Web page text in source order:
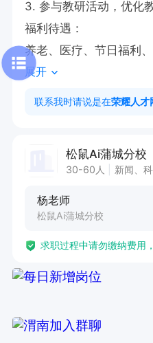
3. 参与教研活动，优化
福利待遇：
养老、医疗、节日福利
展开
联系我时请说是在荣耀人才
松鼠Ai蒲城分校
30-60人 新闻、
杨老师
松鼠Ai蒲城分校
求职过程中请勿缴纳费用